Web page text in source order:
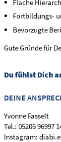
Flache
Fortbildungs-
Bevorzugte
Gute Gründe für
Du fühlst Dich
DEINE
Yvonne Fasselt
Tel.: 05206 96997
Instagram: